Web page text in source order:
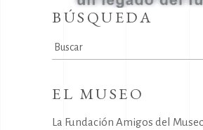
BÚSQUEDA
Search
for:
EL MUSEO
La Fundación Amigos del